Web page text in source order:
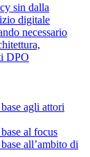
sin dalla
digitale
necessario
DPO
agli attori
al focus
all’ambito di